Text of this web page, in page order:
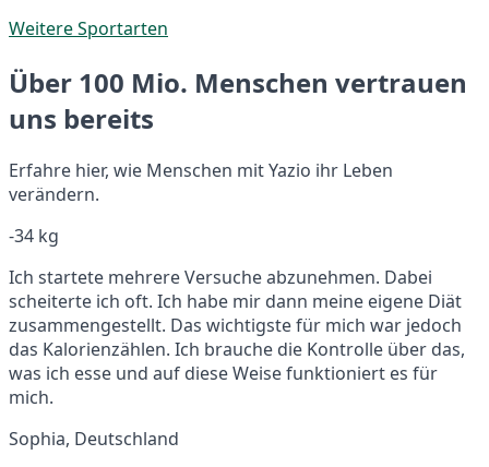
Weitere Sportarten
Über 100 Mio. Menschen vertrauen
uns bereits
Erfahre hier, wie Menschen mit Yazio ihr Leben
verändern.
-34 kg
Ich startete mehrere Versuche abzunehmen. Dabei
scheiterte ich oft. Ich habe mir dann meine eigene Diät
zusammengestellt. Das wichtigste für mich war jedoch
das Kalorienzählen. Ich brauche die Kontrolle über das,
was ich esse und auf diese Weise funktioniert es für
mich.
Sophia, Deutschland